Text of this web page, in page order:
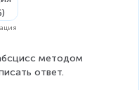
c
методом
ответ.